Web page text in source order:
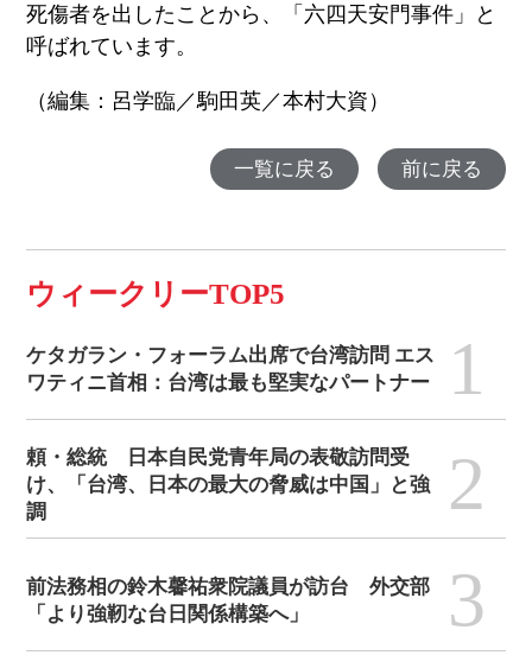
死傷者を出したことから、「六四天安門事件」と
呼ばれています。
（編集：呂学臨／駒田英／本村大資）
一覧に戻る 前に戻る
ウィークリーTOP5
ケタガラン・フォーラム出席で台湾訪問 エス
ワティニ首相：台湾は最も堅実なパートナー
1
頼・総統 日本自民党青年局の表敬訪問受
け、「台湾、日本の最大の脅威は中国」と強
調
2
前法務相の鈴木馨祐衆院議員が訪台 外交部
「より強靭な台日関係構築へ」
3